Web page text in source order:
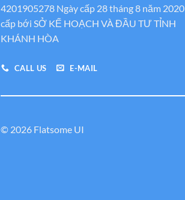
4201905278 Ngày cấp 28 tháng 8 năm 2020
cấp bới SỞ KẾ HOẠCH VÀ ĐẦU TƯ TỈNH
KHÁNH HÒA
CALL US E-MAIL
© 2026 Flatsome UI